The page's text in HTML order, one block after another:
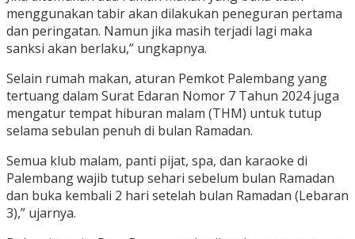
menggunakan tabir akan dilakukan peneguran pertama
dan peringatan. Namun jika masih terjadi lagi maka
sanksi akan berlaku,” ungkapnya.
Selain rumah makan, aturan Pemkot Palembang yang
tertuang dalam Surat Edaran Nomor 7 Tahun 2024 juga
mengatur tempat hiburan malam (THM) untuk tutup
selama sebulan penuh di bulan Ramadan.
Semua klub malam, panti pijat, spa, dan karaoke di
Palembang wajib tutup sehari sebelum bulan Ramadan
dan buka kembali 2 hari setelah bulan Ramadan (Lebaran
3),” ujarnya.